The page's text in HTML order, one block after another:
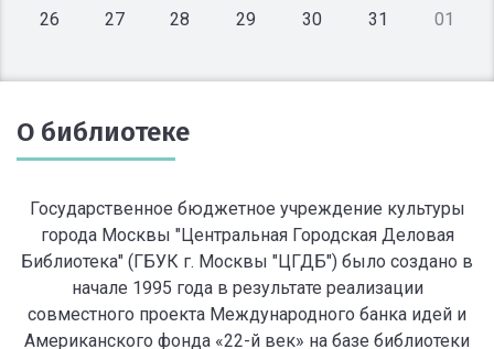
26 27 28 29 30 31 01
О библиотеке
Государственное бюджетное учреждение культуры
города Москвы "Центральная Городская Деловая
Библиотека" (ГБУК г. Москвы "ЦГДБ") было создано в
начале 1995 года в результате реализации
совместного проекта Международного банка идей и
Американского фонда «22-й век» на базе библиотеки